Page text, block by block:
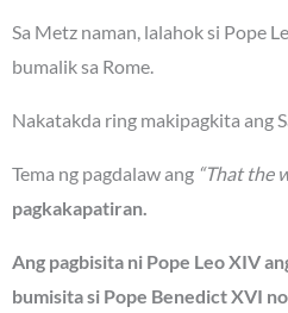
Sa Metz naman, lalahok si Pope
bumalik sa Rome.
Nakatakda ring makipagkita ang
Tema ng pagdalaw ang “That the
pagkakapatiran.
Ang pagbisita ni Pope Leo XIV
bumisita si Pope Benedict XVI